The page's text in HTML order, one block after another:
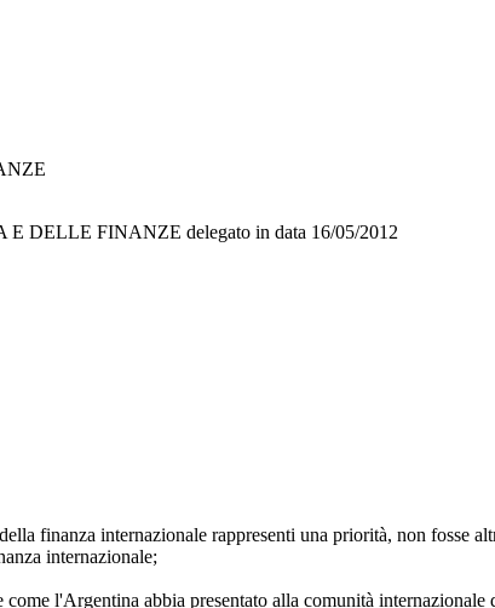
E DELLE FINANZE delegato in data 16/05/2012
finanza internazionale rappresenti una priorità, non fosse
internazionale;
l'Argentina abbia presentato alla comunità